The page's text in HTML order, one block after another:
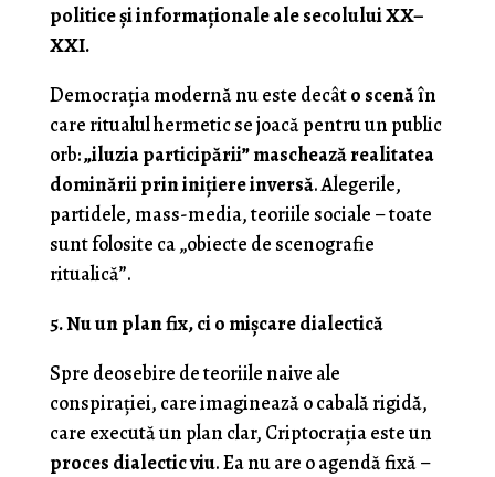
politice și informaționale ale secolului XX–
XXI.
Democrația modernă nu este decâto scenăîn
care ritualul hermetic se joacă pentru un public
orb:„iluzia participării” maschează realitatea
dominării prin inițiere inversă. Alegerile,
partidele, mass-media, teoriile sociale – toate
sunt folosite ca „obiecte de scenografie
ritualică”.
5. Nu un plan fix, ci o mișcare dialectică
Spre deosebire de teoriile naive ale
conspirației, care imaginează o cabală rigidă,
care execută un plan clar, Criptocrația este un
proces dialectic viu. Ea nu are o agendă fixă –